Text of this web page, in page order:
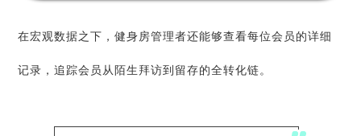
在宏观数据之下，健身房管理者还能够查看每位会员的详细
记录，追踪会员从陌生拜访到留存的全转化链。